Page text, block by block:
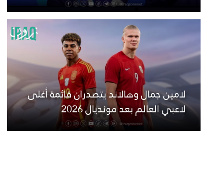
لامين جمال وهالاند يتصدران قائمة أغلى
لاعبي العالم بعد مونديال 2026